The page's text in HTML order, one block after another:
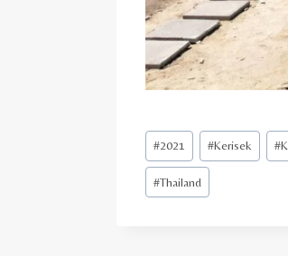
Post
Tags:
#2021 #Kerisek #
#Thailand